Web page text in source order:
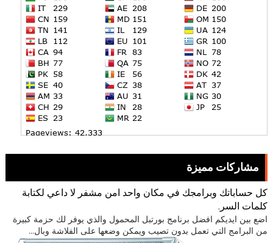
مشاركات مميزة
كل حساباتك وبرامجك في مكان واحد امن مشفر لا داعي لكتابة
كلمات السر.
اضع بين ايديكم افضل برنامج بورتبل المحمول والذي يوفر لك حزمة كبيرة
من البرامج التي تعمل بدون تصيب ويمكن وضعها على الفلاشة وبال...